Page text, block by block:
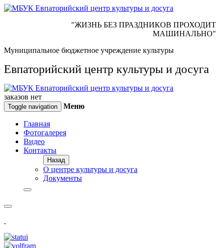
"ЖИЗНЬ БЕЗ ПРАЗДНИКОВ ПРОХОДИТ
МАШИНАЛЬНО"
Муниципальное бюджетное учреждение культуры
Евпаторийский центр культуры и досуга
заказов нет
Toggle navigation Меню
Главная
Фотогалерея
Видео
Контакты
Назад
О центре культуры и досуга
Документы